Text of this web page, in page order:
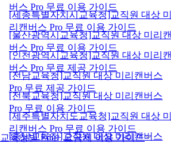
교육청별 Edu+ 요금제 이용 가이드
버스 Pro 무료 이용 가이드
[세종특별자치시교육청]교직원 대상 미
리캔버스 Pro 무료 이용 가이드
[울산광역시교육청]교직원 대상 미리캔
버스 Pro 무료 이용 가이드
[인천광역시교육청]교직원 대상 미리캔
버스 Pro 무료 제공 가이드
[전남교육청]교직원 대상 미리캔버스
Pro 무료 제공 가이드
[전북교육청]교직원 대상 미리캔버스
Pro 무료 이용 가이드
[제주특별자치도교육청]교직원 대상 미
리캔버스 Pro 무료 이용 가이드
[충남교육청]교직원 대상 미리캔버스